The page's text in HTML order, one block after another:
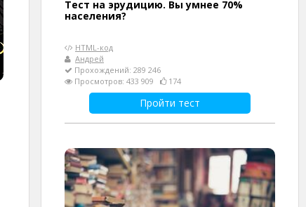
Тест на эрудицию. Вы умнее 70%
населения?
HTML-код
Андрей
Прохождений: 289 246
Просмотров: 433 909
174
Пройти тест